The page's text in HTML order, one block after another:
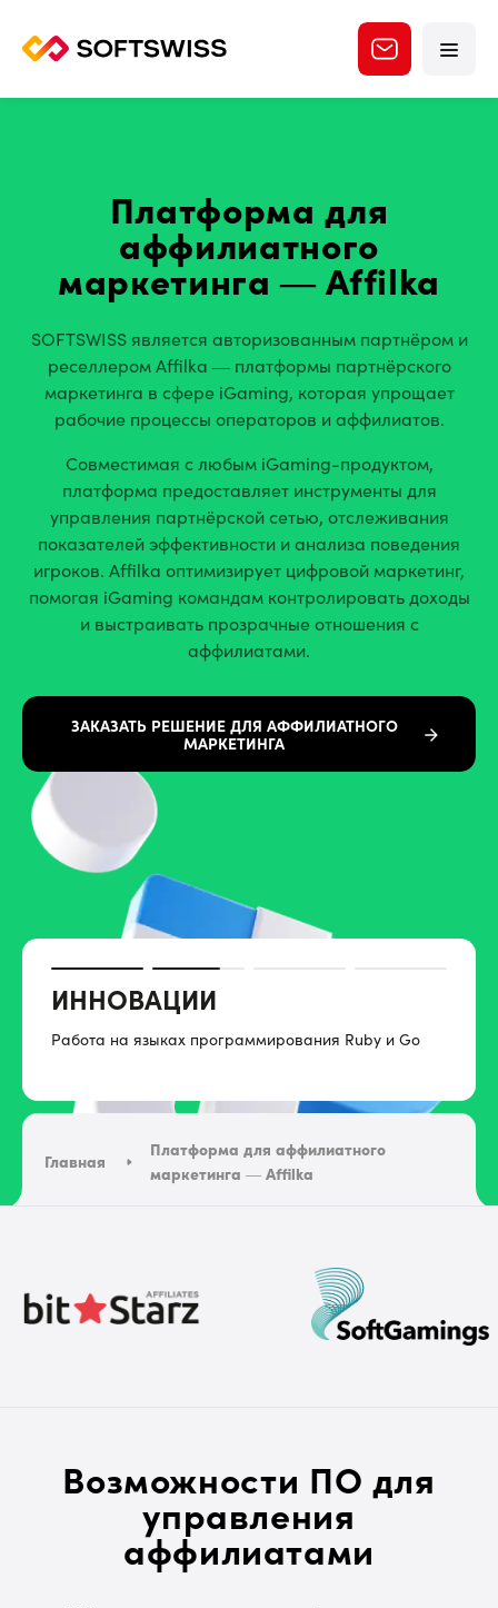
Платформа для
аффилиатного
маркетинга — Affilka
SOFTSWISS является авторизованным партнёром и
реселлером Affilka — платформы партнёрского
маркетинга в сфере iGaming, которая упрощает
рабочие процессы операторов и аффилиатов.
Совместимая с любым iGaming-продуктом,
платформа предоставляет инструменты для
управления партнёрской сетью, отслеживания
показателей эффективности и анализа поведения
игроков. Affilka оптимизирует цифровой маркетинг,
помогая iGaming командам контролировать доходы
и выстраивать прозрачные отношения с
аффилиатами.
ЗАКАЗАТЬ РЕШЕНИЕ ДЛЯ AФФИЛИАТНОГО
MАРКЕТИНГА
Главная
Платформа для аффилиатного
маркетинга — Affilka
ИННОВАЦИИ
Работа на языках программирования Ruby и Go
Возможности ПО для
управления
аффилиатами